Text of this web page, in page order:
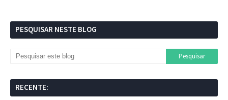
PESQUISAR NESTE BLOG
RECENTE: